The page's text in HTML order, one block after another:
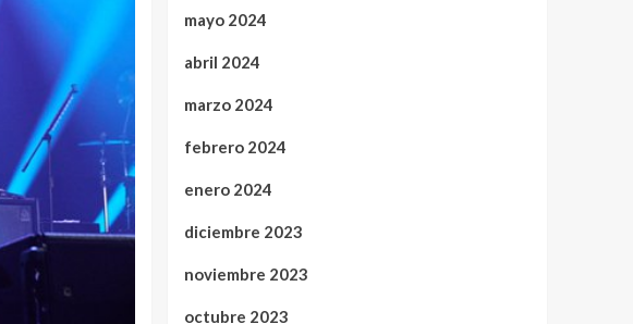
mayo 2024
abril 2024
marzo 2024
febrero 2024
enero 2024
diciembre 2023
noviembre 2023
octubre 2023